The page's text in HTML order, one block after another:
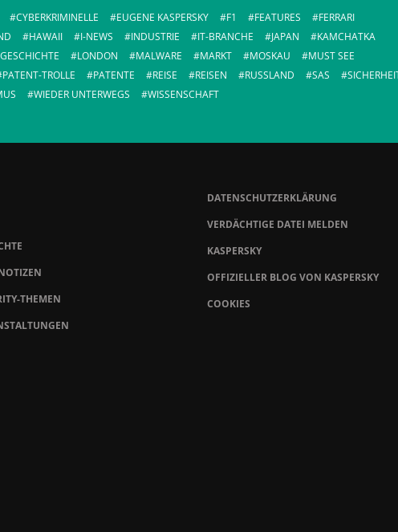
CYBERKRIMINELLE EUGENE KASPERSKY F1 FEATURES
FERRARI
HAWAII I-NEWS INDUSTRIE IT-BRANCHE JAPAN
KAMCHATKA
LONDON MALWARE MARKT MOSKAU
MUST SEE
PATENT-TROLLE PATENTE REISE REISEN RUSSLAND SAS
WIEDER UNTERWEGS WISSENSCHAFT
THEMEN
DATENSCHUTZERKLÄRUNG
VERDÄCHTIGE DATEI MELDEN
KASPERSKY
OFFIZIELLER BLOG VON KASPERSKY
COOKIES